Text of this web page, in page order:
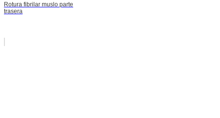
Rotura fibrilar muslo parte
trasera